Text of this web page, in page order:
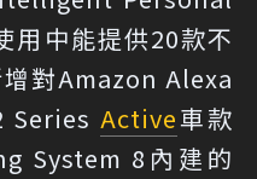
用中能提供20款不
對Amazon Alexa
Series Active車款
System 8內建的